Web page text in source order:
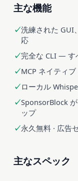
主な機能
洗練された GUI
応
完全な CLI — す
MCP ネイティ
ローカル
SponsorBlock
ップ
永久無料 · 広告
主なスペック